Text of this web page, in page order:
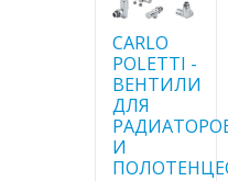
CARLO
POLETTI -
ВЕНТИЛИ
ДЛЯ
И